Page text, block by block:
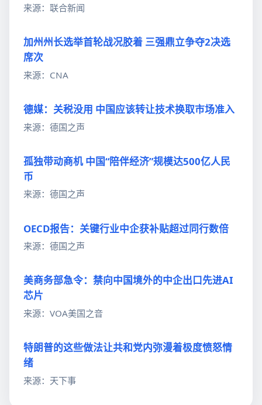
来源：联合新闻
加州州长选举首轮战况胶着 三强鼎立争夺2决选
席次
来源：CNA
德媒：关税没用 中国应该转让技术换取市场准入
来源：德国之声
孤独带动商机 中国“陪伴经济”规模达500亿人民
币
来源：德国之声
OECD报告：关键行业中企获补贴超过同行数倍
来源：德国之声
美商务部急令：禁向中国境外的中企出口先进AI
芯片
来源：VOA美国之音
特朗普的这些做法让共和党内弥漫着极度愤怒情
绪
来源：天下事